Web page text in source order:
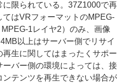
限られている。37Z1000で再
はVRフォーマットのMPEG-
1レイヤ2）のみ、画像
以上はサーバー側でリサイ
生に関してはまったくサポー
ーバー側の環境によっては、接
テンツを再生できない場合が